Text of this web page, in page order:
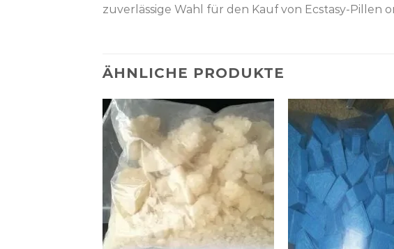
zuverlässige Wahl für den Kauf von Ecstasy-Pillen
ÄHNLICHE PRODUKTE